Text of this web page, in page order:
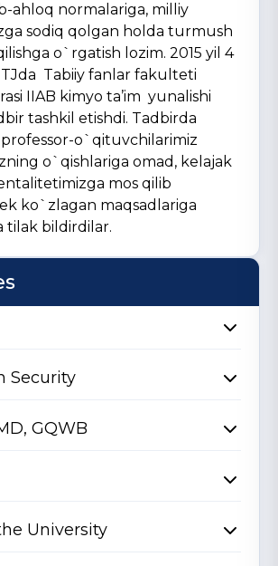
ahloq normalariga, milliy
sodiq qolgan holda turmush
o`rgatish lozim. 2015 yil 4
Tabiiy fanlar fakulteti
IIAB kimyo ta’im yunalishi
tashkil etishdi. Tadbirda
o`qituvchilarimiz
o`qishlariga omad, kelajak
mos qilib
ko`zlagan maqsadlariga
tilak bildirdilar.
Security
GQWB
University